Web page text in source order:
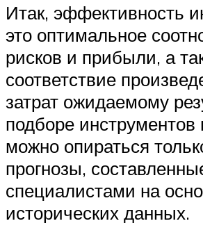
Итак, эффективность
это оптимальное
рисков и прибыли, а
соответствие
затрат ожидаемому
подборе
можно опираться
прогнозы,
специалистами на
исторических данных.